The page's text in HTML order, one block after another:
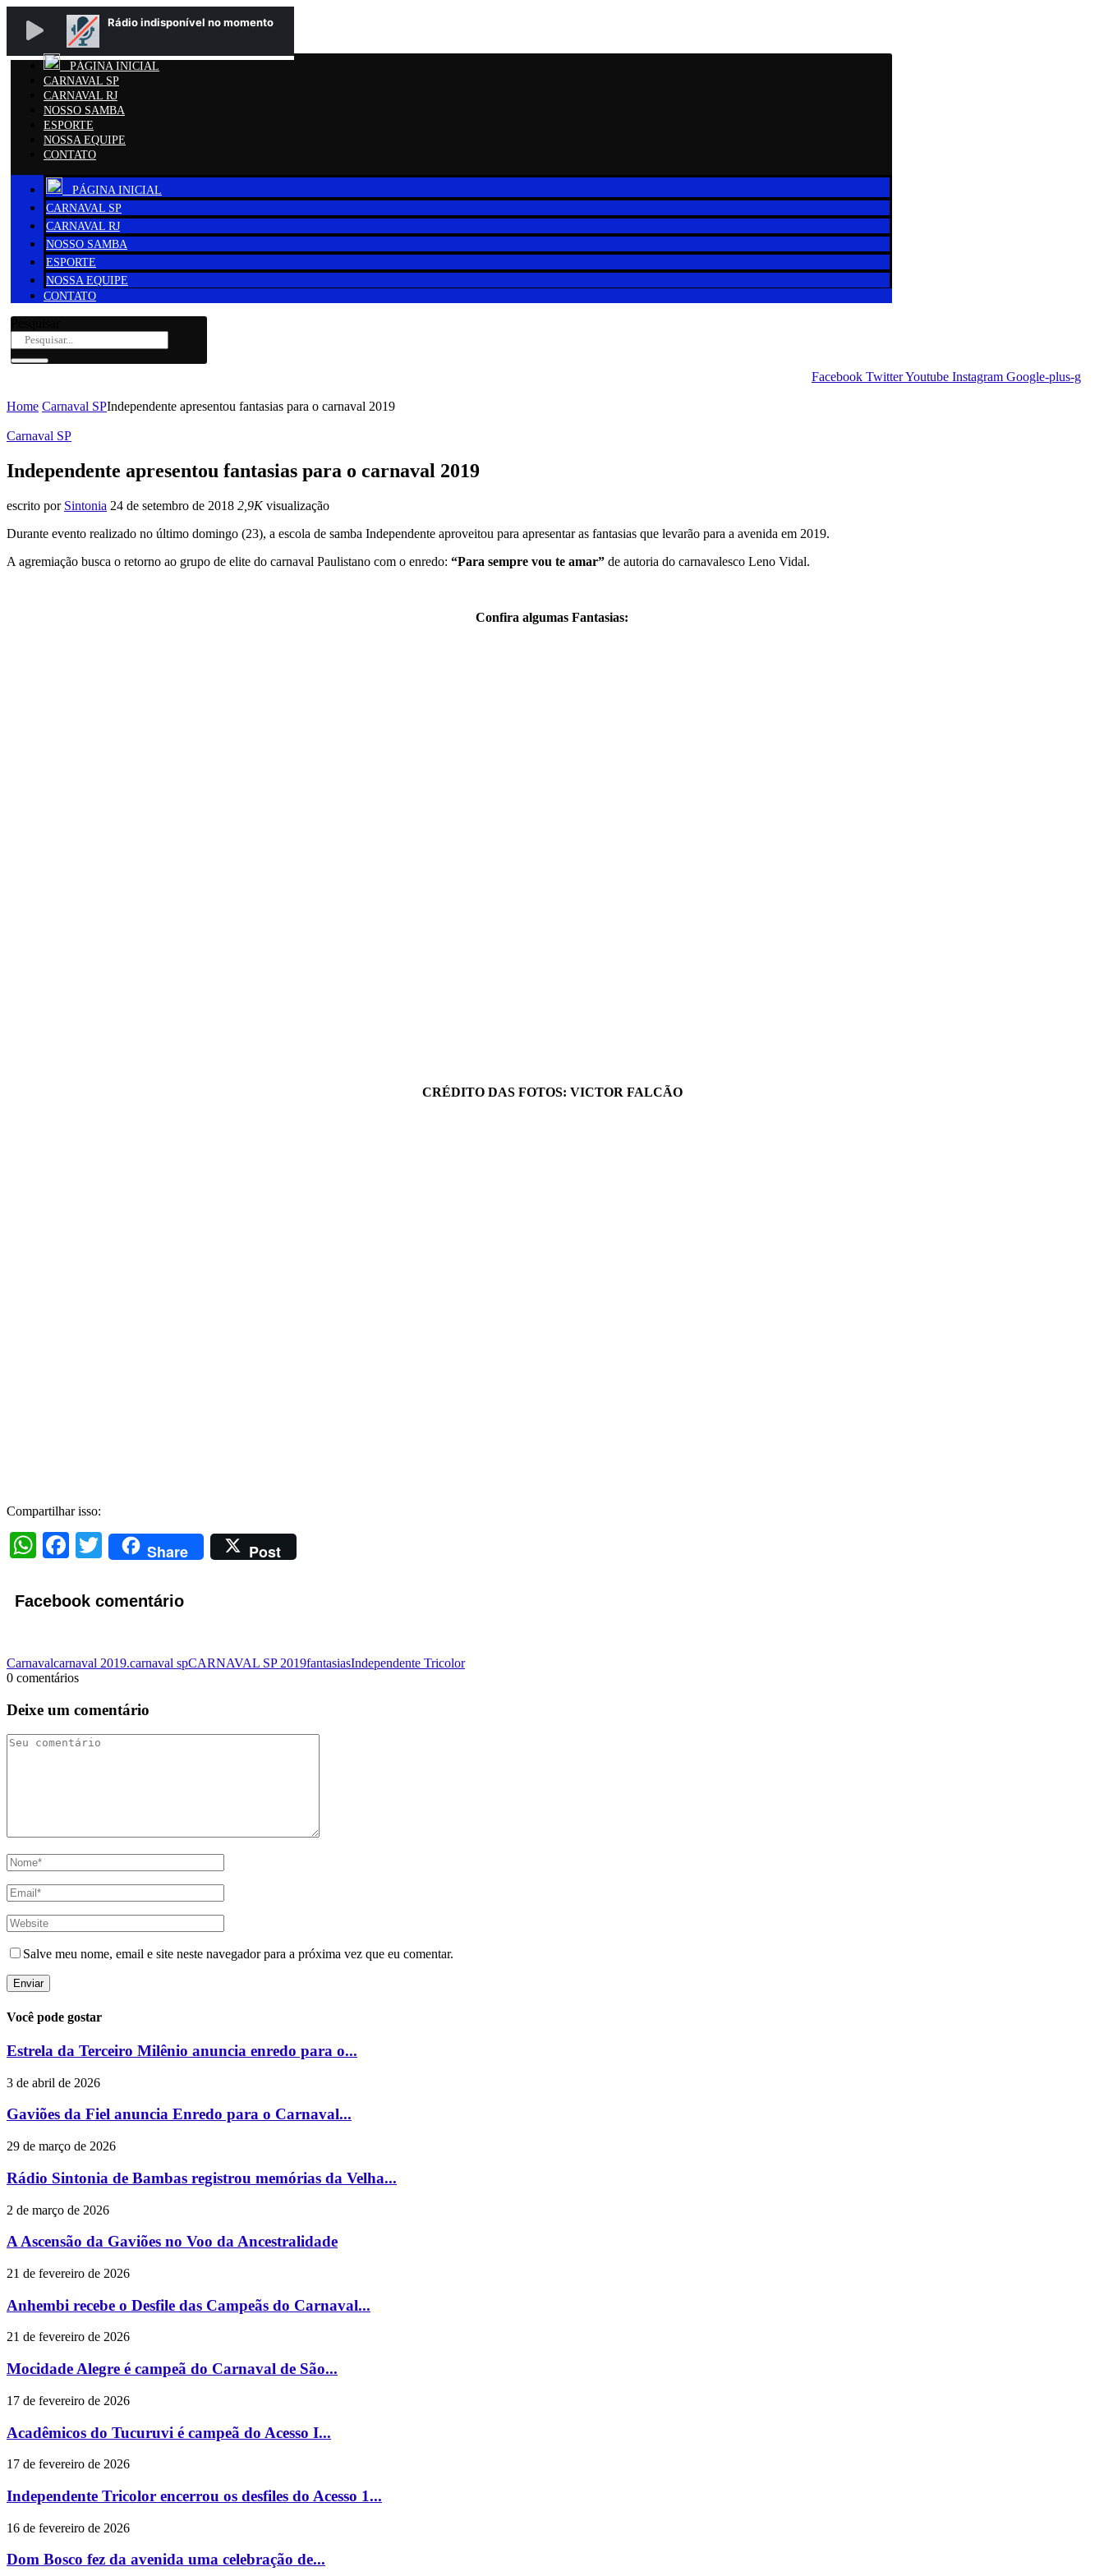
PÁGINA INICIAL
CARNAVAL SP
CARNAVAL RJ
NOSSO SAMBA
ESPORTE
NOSSA EQUIPE
CONTATO
PÁGINA INICIAL
CARNAVAL SP
CARNAVAL RJ
NOSSO SAMBA
ESPORTE
NOSSA EQUIPE
CONTATO
Facebook TwitterYoutube Instagram Google-plus-g
Home Carnaval SPIndependente apresentou fantasias para o carnaval 2019
Carnaval SP
Independente apresentou fantasias para o carnaval 2019
escrito por Sintonia 24 de setembro de 2018 2,9Kvisualização
Durante evento realizado no último domingo (23), a escola de samba Independente aproveitou para apresentar as fantasias que levarão para a avenida em 2019.
A agremiação busca o retorno ao grupo de elite do carnaval Paulistano com o enredo: “Para sempre vou te amar” de autoria do carnavalesco Leno Vidal.
Confira algumas Fantasias:
CRÉDITO DAS FOTOS: VICTOR FALCÃO
Compartilhar isso:
WhatsApp
Facebook
Twitter
Share Post
Facebook comentário
Carnavalcarnaval 2019.carnaval spCARNAVAL SP 2019fantasiasIndependente Tricolor
0 comentários
Deixe um comentário
Salve meu nome, email e site neste navegador para a próxima vez que eu comentar.
Você pode gostar
Estrela da Terceiro Milênio anuncia enredo para o...
3 de abril de 2026
Gaviões da Fiel anuncia Enredo para o Carnaval...
29 de março de 2026
Rádio Sintonia de Bambas registrou memórias da Velha...
2 de março de 2026
A Ascensão da Gaviões no Voo da Ancestralidade
21 de fevereiro de 2026
Anhembi recebe o Desfile das Campeãs do Carnaval...
21 de fevereiro de 2026
Mocidade Alegre é campeã do Carnaval de São...
17 de fevereiro de 2026
Acadêmicos do Tucuruvi é campeã do Acesso I...
17 de fevereiro de 2026
Independente Tricolor encerrou os desfiles do Acesso 1...
16 de fevereiro de 2026
Dom Bosco fez da avenida uma celebração de...